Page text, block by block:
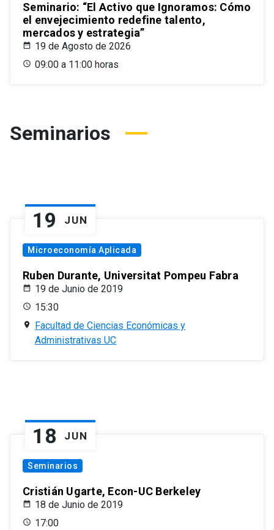
Seminario: “El Activo que Ignoramos: Cómo
el envejecimiento redefine talento,
mercados y estrategia”
19 de Agosto de 2026
09:00 a 11:00 horas
Seminarios
19 JUN
Microeconomía Aplicada
Ruben Durante, Universitat Pompeu Fabra
19 de Junio de 2019
15:30
Facultad de Ciencias Económicas y
Administrativas UC
18 JUN
Seminarios
Cristián Ugarte, Econ-UC Berkeley
18 de Junio de 2019
17:00